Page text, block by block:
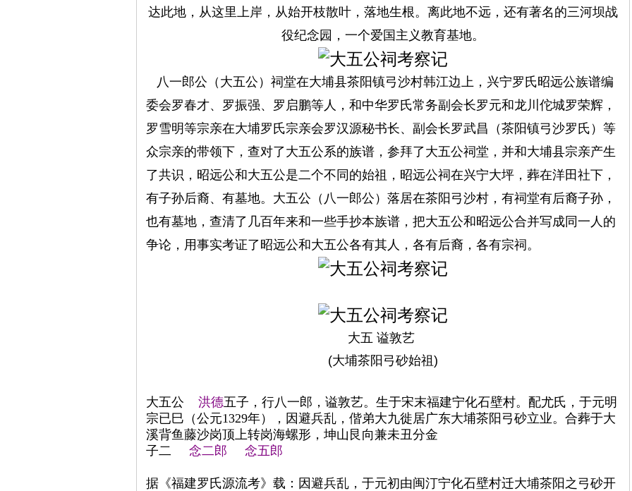
达此地，从这里上岸，从始开枝散叶，落地生根。离此地不远，还有著名的三河坝战
役纪念园，一个爱国主义教育基地。
八一郎公（ 大五公）祠堂在大埔县茶阳镇弓沙村韩江边上，兴宁罗氏昭远公族谱编
委会罗春才、 罗振强、 罗启鹏等人，和中华罗氏常务副会长罗元和龙川佗城罗荣辉，
罗雪明等宗亲在大埔罗氏宗亲会罗汉源秘书长、副会长罗武昌（茶阳镇弓沙罗氏 ）等
众宗亲的带领下，查对了大五公系的族谱，参拜了大五公祠堂，并和大埔县宗亲产生
了共识，昭远公和大五公是二个不同的始祖，昭远公祠在兴宁大坪，葬在洋田社下，
有子孙后裔、有墓地。大五公（ 八一郎公 ）落居在茶阳弓沙村，有祠堂有后裔子孙，
也有墓地，查清了几百年来和一些手抄本族谱，把大五公和昭远公合并写成同一人的
争论，用事实考证了昭远公和大五公各有其人，各有后裔，各有宗祠。
大五 谥敦艺
(大埔茶阳弓砂始祖)
大五公 洪德五子，行八一郎，谥敦艺。生于宋末福建宁化石壁村。配尤氏，于元明
宗已巳（公元1329年），因避兵乱，偕弟大九徙居广东大埔茶阳弓砂立业。合葬于大
溪背鱼藤沙岗顶上转岗海螺形，坤山艮向兼未丑分金
子二
念二郎 念五郎
据《福建罗氏源流考》载：因避兵乱，于元初由闽汀宁化石壁村迁大埔茶阳之弓砂开